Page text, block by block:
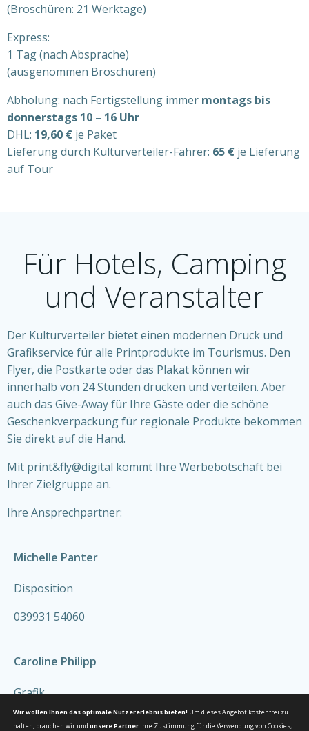
(Broschüren: 21 Werktage)
Express:
1 Tag (nach Absprache)
(ausgenommen Broschüren)
Abholung: nach Fertigstellung immer montags bis
donnerstags 10 – 16 Uhr
DHL: 19,60 € je Paket
Lieferung durch Kulturverteiler-Fahrer: 65 € je Lieferung
auf Tour
Für Hotels, Camping
und Veranstalter
Der Kulturverteiler bietet einen modernen Druck und
Grafikservice für alle Printprodukte im Tourismus. Den
Flyer, die Postkarte oder das Plakat können wir
innerhalb von 24 Stunden drucken und verteilen. Aber
auch das Give-Away für Ihre Gäste oder die schöne
Geschenkverpackung für regionale Produkte bekommen
Sie direkt auf die Hand.
Mit print&fly@digital kommt Ihre Werbebotschaft bei
Ihrer Zielgruppe an.
Ihre Ansprechpartner:
Michelle Panter
Disposition
039931 54060
Caroline Philipp
Grafik
039931 54062
Wir wollen Ihnen das optimale Nutzererlebnis bieten! Um dieses Angebot kostenfrei zu
halten, brauchen wir und unsere Partner Ihre Zustimmung für die Verwendung von Cookies,